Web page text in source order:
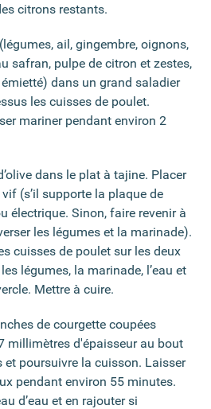
citrons restants.
ail, gingembre, oignons,
safran, pulpe de citron et zestes,
dans un grand saladier
les cuisses de poulet.
mariner pendant environ 2
dans le plat à tajine. Placer
(s’il supporte la plaque de
électrique. Sinon, faire revenir à
les légumes et la marinade).
cuisses de poulet sur les deux
légumes, la marinade, l’eau et
Mettre à cuire.
de courgette coupées
millimètres d'épaisseur au bout
et poursuivre la cuisson. Laisser
pendant environ 55 minutes.
d’eau et en rajouter si